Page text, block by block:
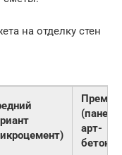
на отделку стен
арт-
бетон)